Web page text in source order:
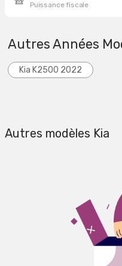
Puissance fiscale
Autres Années
Kia K2500 2022
Autres modèles Kia